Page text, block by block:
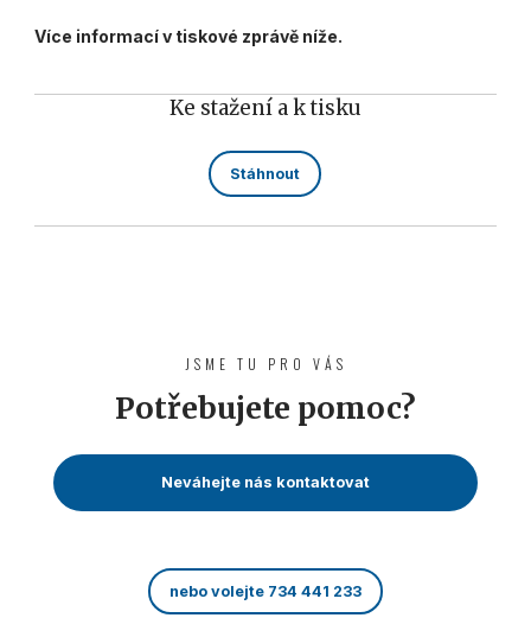
Více informací v tiskové zprávě níže.
Ke stažení a k tisku
Stáhnout
JSME TU PRO VÁS
Potřebujete pomoc?
Neváhejte nás kontaktovat
nebo volejte 734 441 233